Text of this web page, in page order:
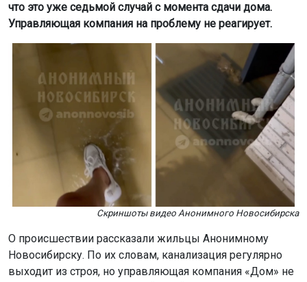
что это уже седьмой случай с момента сдачи дома.
Управляющая компания на проблему не реагирует.
Скриншоты видео Анонимного Новосибирска
О происшествии рассказали жильцы Анонимному
Новосибирску. По их словам, канализация регулярно
выходит из строя, но управляющая компания «Дом» не